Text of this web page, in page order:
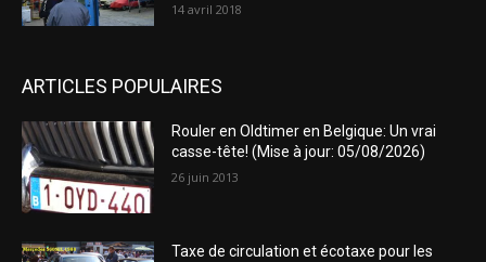
14 avril 2018
ARTICLES POPULAIRES
Rouler en Oldtimer en Belgique: Un vrai
casse-tête! (Mise à jour: 05/08/2026)
26 juin 2013
Taxe de circulation et écotaxe pour les